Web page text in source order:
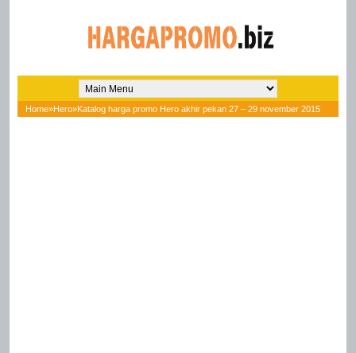
Home»Hero»Katalog harga promo Hero akhir pekan 27 – 29 november 2015